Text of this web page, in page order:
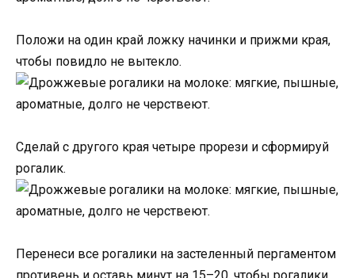
Положи на один край ложку начинки и прижми края,
чтобы повидло не вытекло.
Сделай с другого края четыре прорези и сформируй
рогалик.
Перенеси все рогалики на застеленный пергаментом